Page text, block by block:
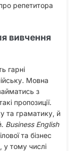
репетитора
вивчення
гарні
Мовна
з
пропозиції.
та граматику, й
Business English
та бізнес
у тому числі